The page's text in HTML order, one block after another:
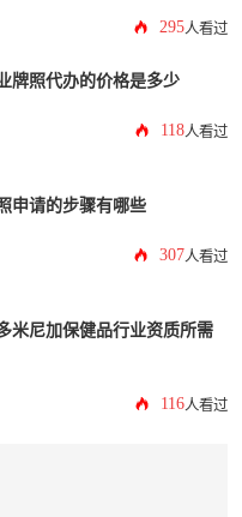
295人看过
牌照代办的价格是多少
118人看过
申请的步骤有哪些
307人看过
米尼加保健品行业资质所需
116人看过